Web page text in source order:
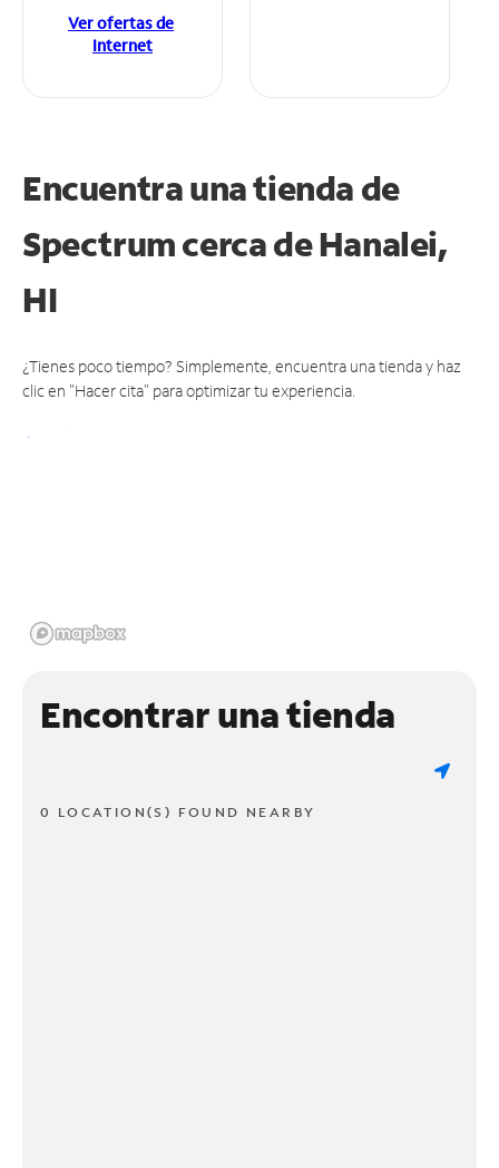
Ver ofertas de
Internet
Encuentra una tienda de
Spectrumcerca de Hanalei,
HI
¿Tienes poco tiempo? Simplemente, encuentra una tienda y haz
clic en "Hacer cita" para optimizar tu experiencia.
Encontrar una tienda
0 LOCATION(S) FOUND NEARBY